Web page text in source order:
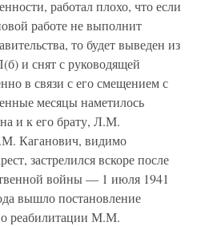
работал плохо, что если
работе не выполнит
то будет выведен из
и снят с руководящей
в связи с его смещением с
месяцы наметилось
и к его брату, Л.М.
Каганович, видимо
застрелился вскоре после
войны — 1 июля 1941
вышло постановление
реабилитации М.М.